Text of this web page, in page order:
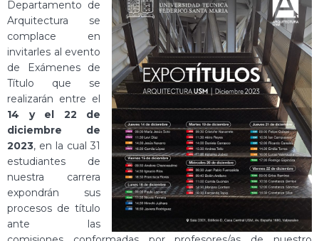
Departamento de
Arquitectura se
complace en
invitarles al evento
de Exámenes de
Título que se
realizarán entre el
14 y el 22 de
diciembre de
2023, en la cual 31
estudiantes de
nuestra carrera
expondrán sus
procesos de título
ante las